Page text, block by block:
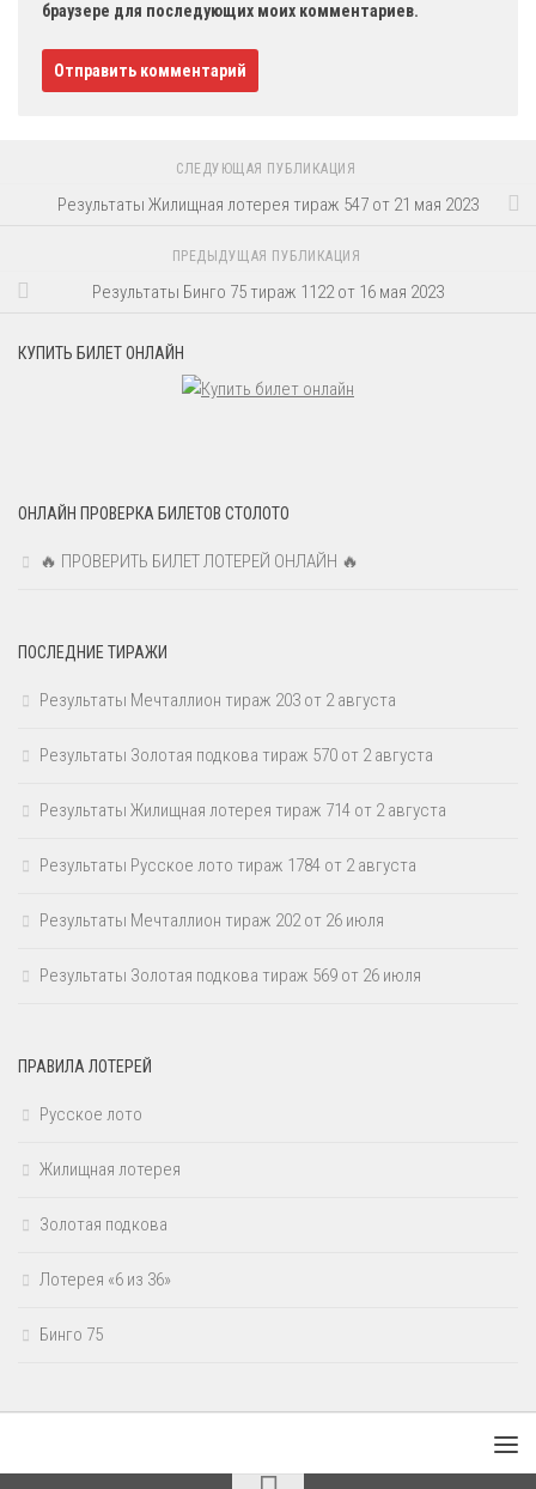
браузере для последующих моих комментариев.
СЛЕДУЮЩАЯ ПУБЛИКАЦИЯ
Результаты Жилищная лотерея тираж 547 от 21 мая 2023
ПРЕДЫДУЩАЯ ПУБЛИКАЦИЯ
Результаты Бинго 75 тираж 1122 от 16 мая 2023
КУПИТЬ БИЛЕТ ОНЛАЙН
ОНЛАЙН ПРОВЕРКА БИЛЕТОВ СТОЛОТО
🔥 ПРОВЕРИТЬ БИЛЕТ ЛОТЕРЕЙ ОНЛАЙН 🔥
ПОСЛЕДНИЕ ТИРАЖИ
Результаты Мечталлион тираж 203 от 2 августа
Результаты Золотая подкова тираж 570 от 2 августа
Результаты Жилищная лотерея тираж 714 от 2 августа
Результаты Русское лото тираж 1784 от 2 августа
Результаты Мечталлион тираж 202 от 26 июля
Результаты Золотая подкова тираж 569 от 26 июля
ПРАВИЛА ЛОТЕРЕЙ
Русское лото
Жилищная лотерея
Золотая подкова
Лотерея «6 из 36»
Бинго 75